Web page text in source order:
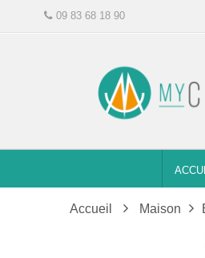
09 83 68 18 90
Accueil Maison